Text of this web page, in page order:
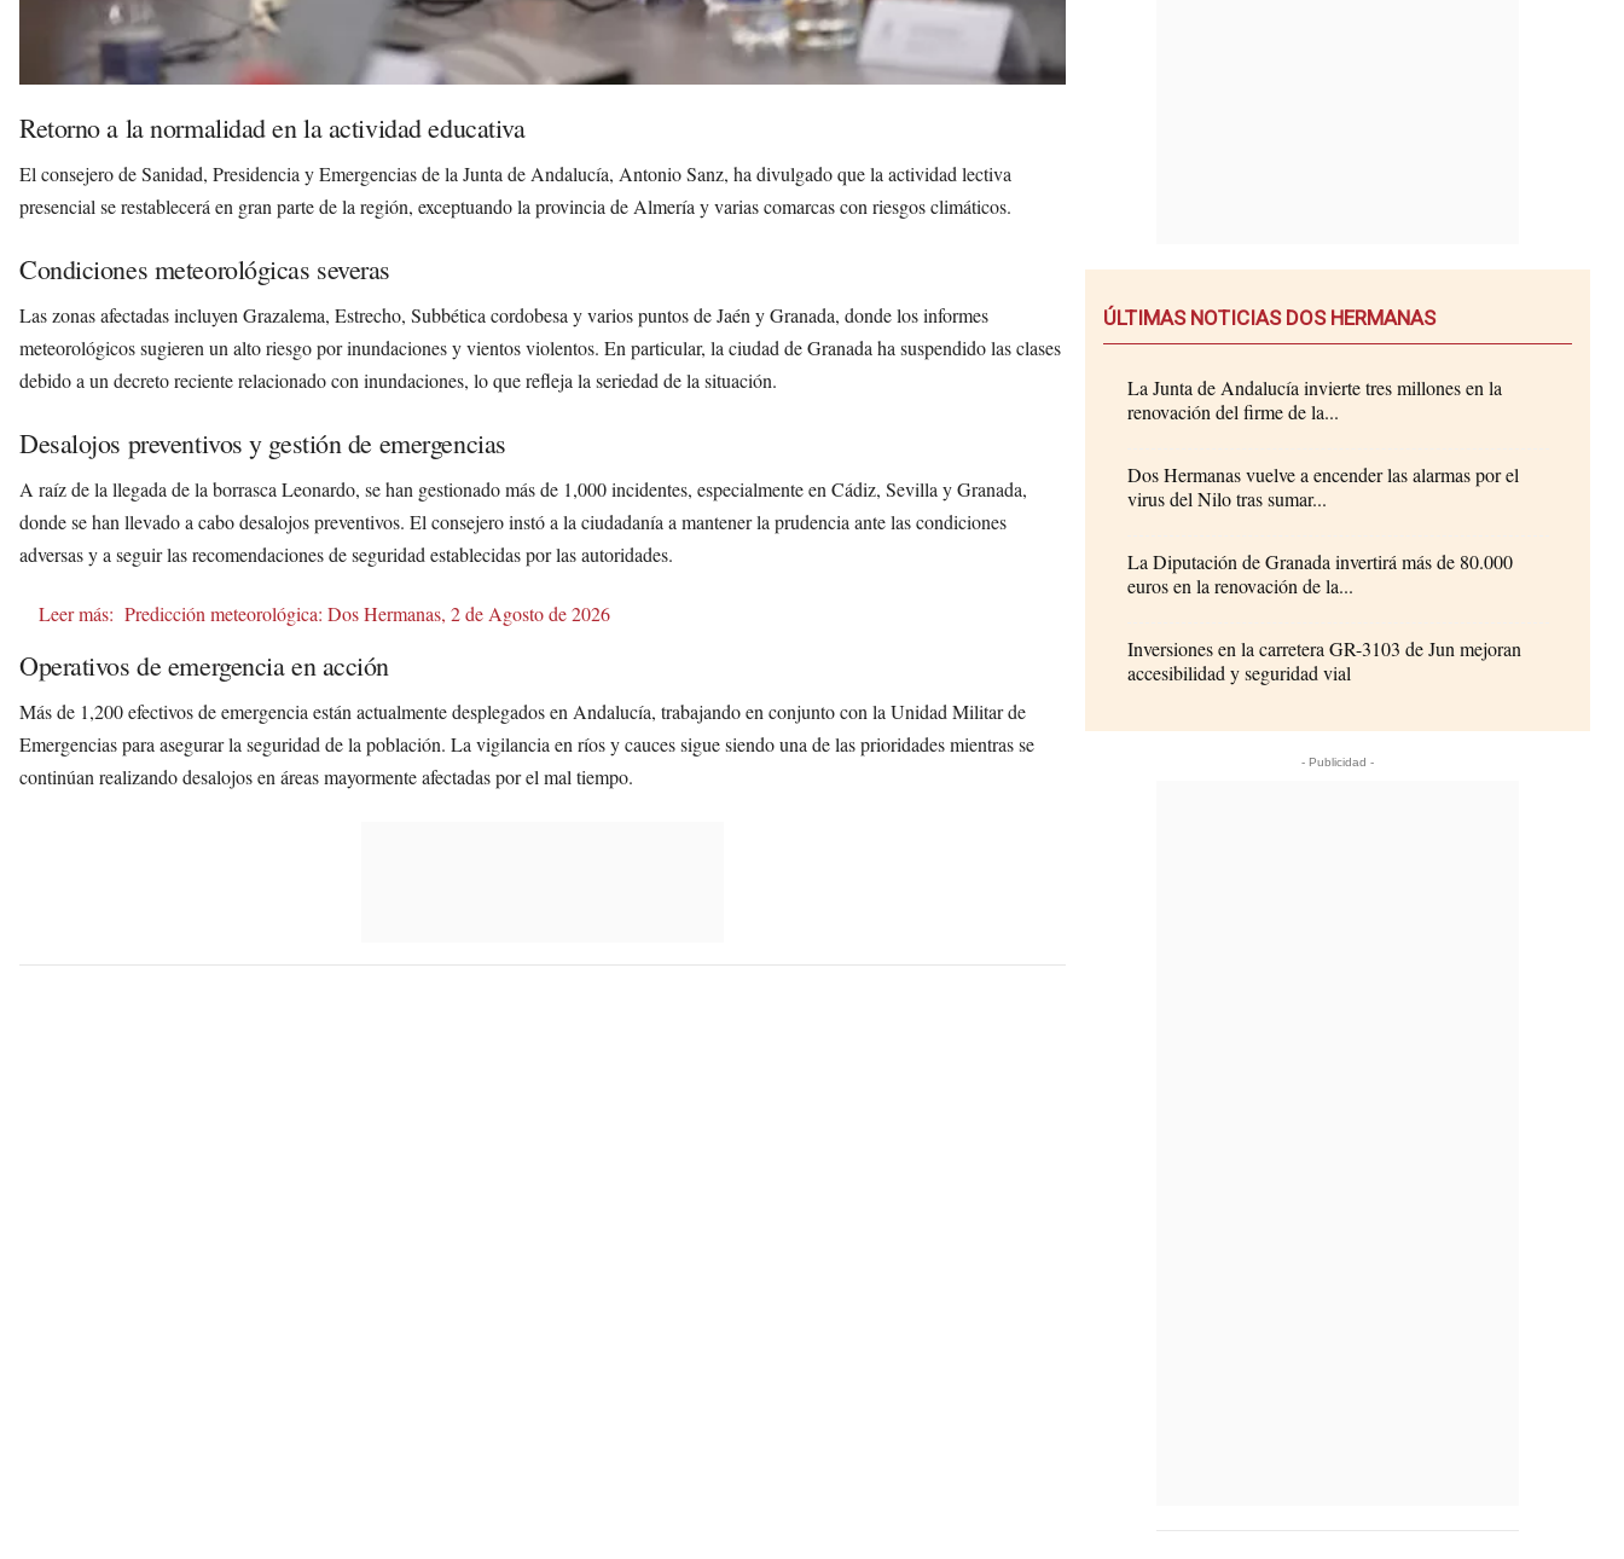
Retorno a la normalidad en la actividad educativa
El consejero de Sanidad, Presidencia y Emergencias de la Junta de Andalucía, Antonio Sanz, ha divulgado que la actividad lectiva
presencial se restablecerá en gran parte de la región, exceptuando la provincia de Almería y varias comarcas con riesgos climáticos.
Condiciones meteorológicas severas
Las zonas afectadas incluyen Grazalema, Estrecho, Subbética cordobesa y varios puntos de Jaén y Granada, donde los informes
meteorológicos sugieren un alto riesgo por inundaciones y vientos violentos. En particular, la ciudad de Granada ha suspendido las clases
debido a un decreto reciente relacionado con inundaciones, lo que refleja la seriedad de la situación.
Desalojos preventivos y gestión de emergencias
A raíz de la llegada de la borrasca Leonardo, se han gestionado más de 1,000 incidentes, especialmente en Cádiz, Sevilla y Granada,
donde se han llevado a cabo desalojos preventivos. El consejero instó a la ciudadanía a mantener la prudencia ante las condiciones
adversas y a seguir las recomendaciones de seguridad establecidas por las autoridades.
Leer más: Predicción meteorológica: Dos Hermanas, 2 de Agosto de 2026
Operativos de emergencia en acción
Más de 1,200 efectivos de emergencia están actualmente desplegados en Andalucía, trabajando en conjunto con la Unidad Militar de
Emergencias para asegurar la seguridad de la población. La vigilancia en ríos y cauces sigue siendo una de las prioridades mientras se
continúan realizando desalojos en áreas mayormente afectadas por el mal tiempo.
ÚLTIMAS NOTICIAS DOS HERMANAS
La Junta de Andalucía invierte tres millones en la
renovación del firme de la...
Dos Hermanas vuelve a encender las alarmas por el
virus del Nilo tras sumar...
La Diputación de Granada invertirá más de 80.000
euros en la renovación de la...
Inversiones en la carretera GR-3103 de Jun mejoran
accesibilidad y seguridad vial
- Publicidad -